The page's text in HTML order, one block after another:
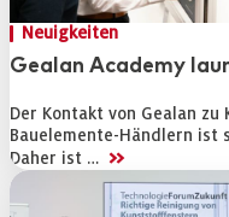
Neuigkeiten
Gealan Academy
Der Kontakt von Gealan
Bauelemente-Händlern ist
Daher ist … >>